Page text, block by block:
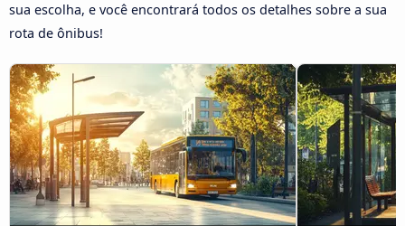
sua escolha, e você encontrará todos os detalhes sobre a sua
rota de ônibus!